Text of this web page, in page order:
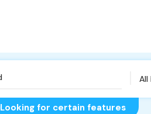
All
Looking for certain features